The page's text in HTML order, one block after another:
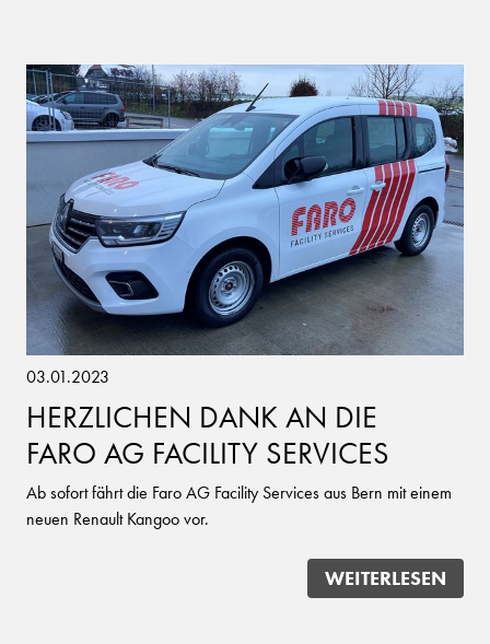
03.01.2023
HERZLICHEN DANK AN DIE
FARO AG FACILITY SERVICES
Ab sofort fährt die Faro AG Facility Services aus Bern mit einem
neuen Renault Kangoo vor.
WEITERLESEN